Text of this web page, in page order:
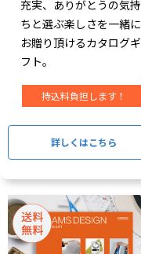
充実、ありがとうの気持
ちと選ぶ楽しさを一緒に
お贈り頂けるカタログギ
フト。
持込料負担します！
詳しくはこちら